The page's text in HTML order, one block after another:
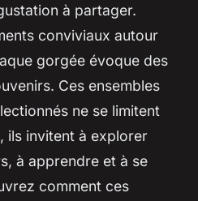
à partager.
conviviaux autour
gorgée évoque des
Ces ensembles
ne se limitent
ils invitent à explorer
à apprendre et à se
comment ces